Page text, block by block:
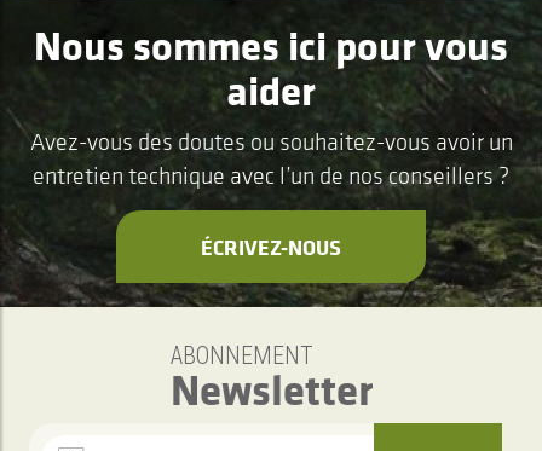
Nous sommes ici pour vous
aider
Avez-vous des doutes ou souhaitez-vous avoir un
entretien technique avec l’un de nos conseillers ?
ÉCRIVEZ-NOUS
ABONNEMENT
Newsletter